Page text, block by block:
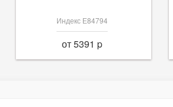
Индекс Е84794
от 5391 p